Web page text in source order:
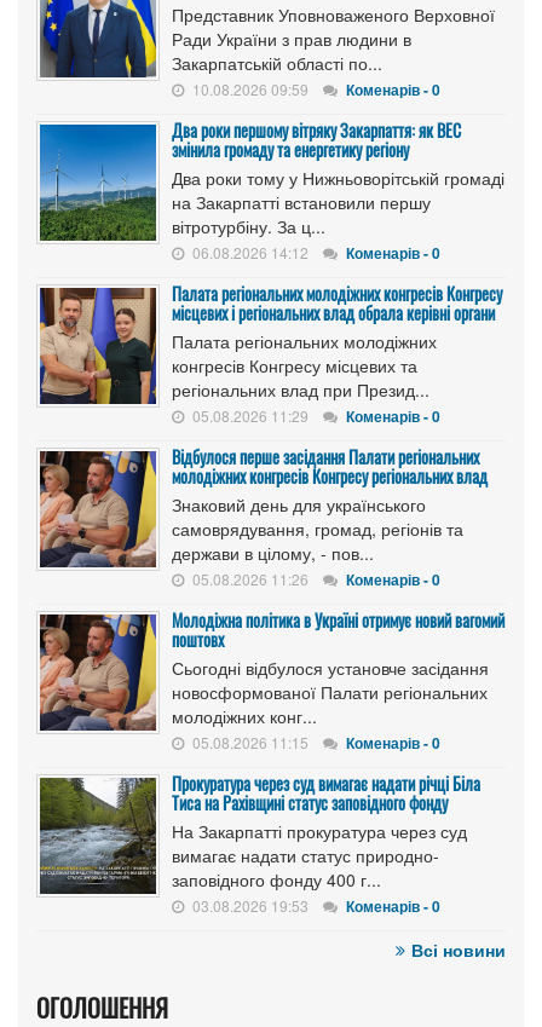
Представник Уповноваженого Верховної
Ради України з прав людини в
Закарпатській області по...
10.08.2026 09:59 Коменарів - 0
Два роки першому вітряку Закарпаття: як ВЕС
змінила громаду та енергетику регіону
Два роки тому у Нижньоворітській громаді
на Закарпатті встановили першу
вітротурбіну. За ц...
06.08.2026 14:12 Коменарів - 0
Палата регіональних молодіжних конгресів Конгресу
місцевих і регіональних влад обрала керівні органи
Палата регіональних молодіжних
конгресів Конгресу місцевих та
регіональних влад при Презид...
05.08.2026 11:29 Коменарів - 0
Відбулося перше засідання Палати регіональних
молодіжних конгресів Конгресу регіональних влад
Знаковий день для українського
самоврядування, громад, регіонів та
держави в цілому, - пов...
05.08.2026 11:26 Коменарів - 0
Молодіжна політика в Україні отримує новий вагомий
поштовх
Сьогодні відбулося установче засідання
новосформованої Палати регіональних
молодіжних конг...
05.08.2026 11:15 Коменарів - 0
Прокуратура через суд вимагає надати річці Біла
Тиса на Рахівщині статус заповідного фонду
На Закарпатті прокуратура через суд
вимагає надати статус природно-
заповідного фонду 400 г...
03.08.2026 19:53 Коменарів - 0
Всі новини
ОГОЛОШЕННЯ